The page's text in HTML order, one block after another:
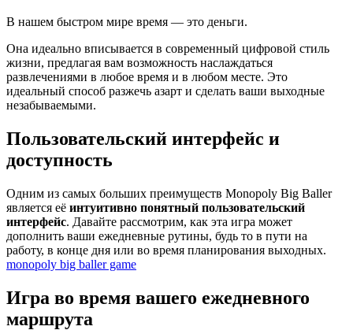
В нашем быстром мире время — это деньги.
Она идеально вписывается в современный цифровой стиль
жизни, предлагая вам возможность наслаждаться
развлечениями в любое время и в любом месте. Это
идеальный способ разжечь азарт и сделать ваши выходные
незабываемыми.
Пользовательский интерфейс и
доступность
Одним из самых больших преимуществ Monopoly Big Baller
является её интуитивно понятный пользовательский
интерфейс. Давайте рассмотрим, как эта игра может
дополнить ваши ежедневные рутины, будь то в пути на
работу, в конце дня или во время планирования выходных.
monopoly big baller game
Игра во время вашего ежедневного
маршрута